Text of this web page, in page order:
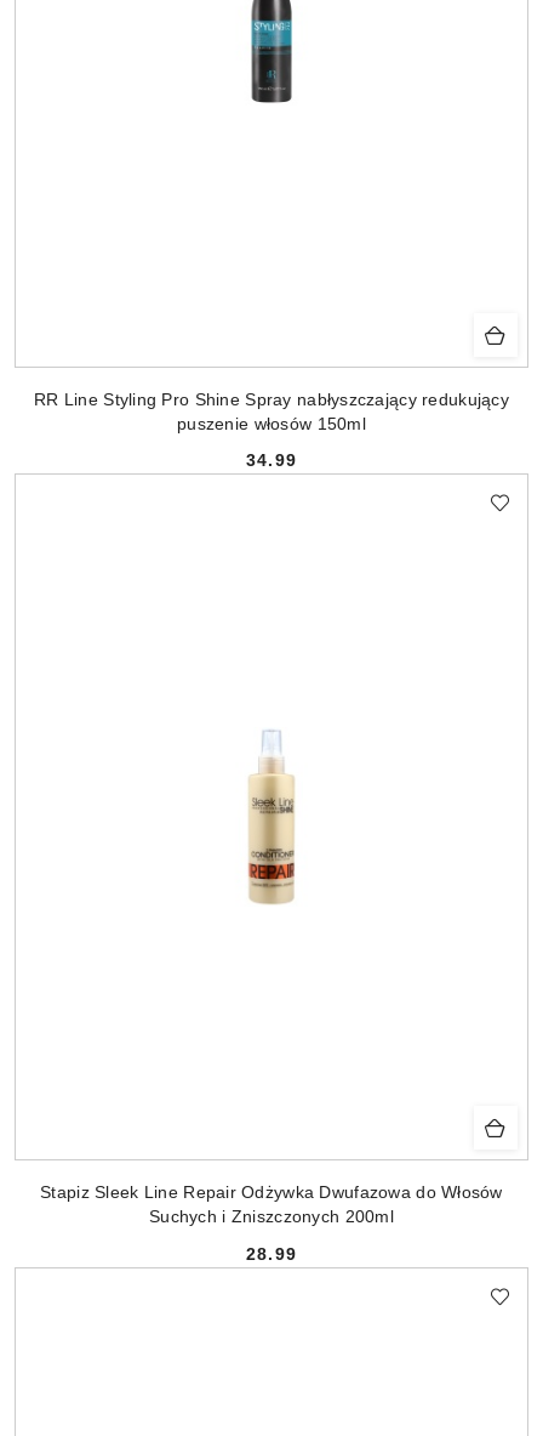
RR Line Styling Pro Shine Spray nabłyszczający redukujący
puszenie włosów 150ml
Cena:
34.99
Stapiz Sleek Line Repair Odżywka Dwufazowa do Włosów
Suchych i Zniszczonych 200ml
Cena:
28.99